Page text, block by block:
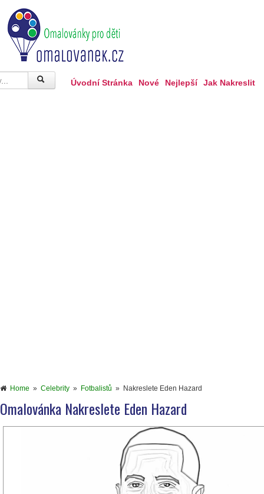
Úvodní Stránka Nové Nejlepší Jak Nakreslit
Home » Celebrity » Fotbalistů » Nakreslete Eden Hazard
Omalovánka Nakreslete Eden Hazard